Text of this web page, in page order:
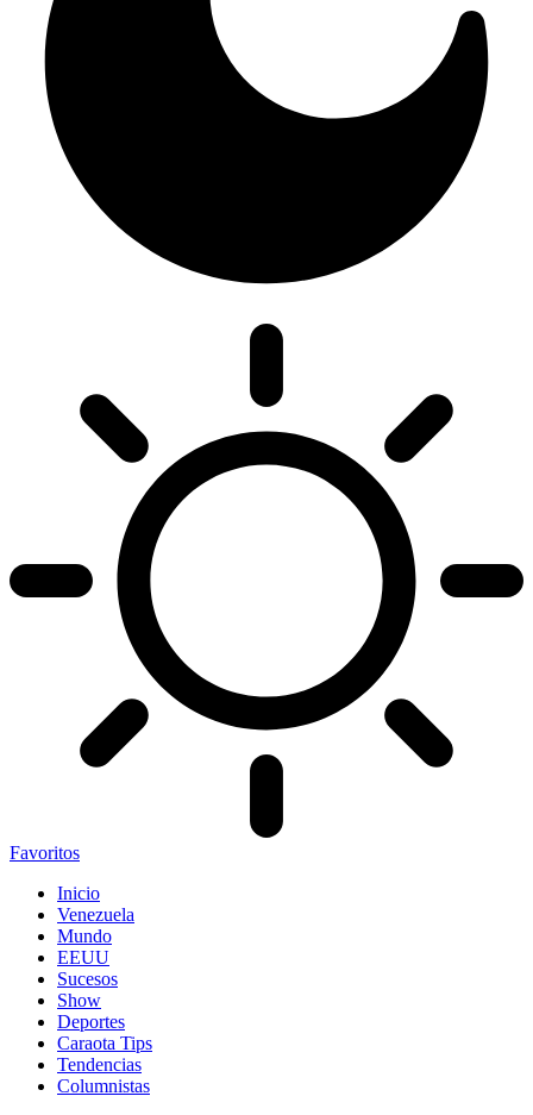
Favoritos
Inicio
Venezuela
Mundo
EEUU
Sucesos
Show
Deportes
Caraota Tips
Tendencias
Columnistas